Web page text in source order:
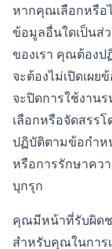
หากคุณเลือกหรือ
ข้อมูลอื่นใดเป็นส่
ของเรา คุณต้อง
จะต้องไม่เปิดเผ
จะปิดการใช้งาน
เลือกหรือจัดสรรโ
ปฏิบัติตามข้อกำห
หรือการรักษาคว
บุกรุก
คุณมีหน้าที่รับผิดช
สำหรับคุณในการ